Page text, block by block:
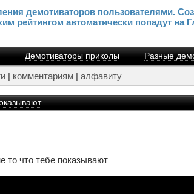
демотиваторов пользователями.
рейтингом автоматически попадут на
Демотиваторы приколы Разные
| комментариям | алфавиту
что тебе показывают